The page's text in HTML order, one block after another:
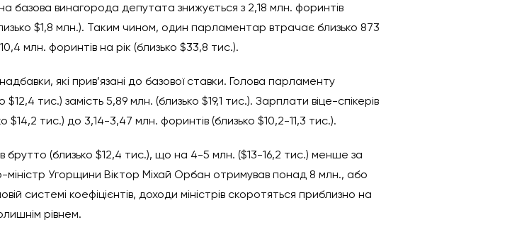
базова винагорода депутата знижується з 2,18 млн. форинтів
$1,8 млн.). Таким чином, один парламентар втрачає близько 873
млн. форинтів на рік (близько $33,8 тис.).
які прив’язані до базової ставки. Голова парламенту
тис.) замість 5,89 млн. (близько $19,1 тис.). Зарплати віце-спікерів
$14,2 тис.) до 3,14-3,47 млн. форинтів (близько $10,2-11,3 тис.).
брутто (близько $12,4 тис.), що на 4-5 млн. ($13-16,2 тис.) менше за
міністр Угорщини Віктор Міхай Орбан отримував понад 8 млн., або
системі коефіцієнтів, доходи міністрів скоротяться приблизно на
рівнем.